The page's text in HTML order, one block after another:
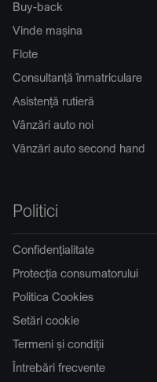
Buy-back
Vinde mașina
Flote
Consultanță înmatriculare
Asistență rutieră
Vânzări auto noi
Vânzări auto second hand
Politici
Confidențialitate
Protecția consumatorului
Politica Cookies
Setări cookie
Termeni și condiții
Întrebări frecvente